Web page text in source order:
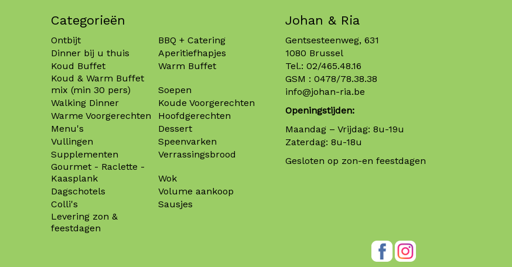
Categorieën
Ontbijt
BBQ + Catering
Dinner bij u thuis
Aperitiefhapjes
Koud Buffet
Warm Buffet
Koud & Warm Buffet
mix (min 30 pers)
Soepen
Walking Dinner
Koude Voorgerechten
Warme Voorgerechten
Hoofdgerechten
Menu's
Dessert
Vullingen
Speenvarken
Supplementen
Verrassingsbrood
Gourmet - Raclette -
Kaasplank
Wok
Dagschotels
Volume aankoop
Colli's
Sausjes
Levering zon &
feestdagen
Johan & Ria
Gentsesteenweg, 631
1080 Brussel
Tel.: 02/465.48.16
GSM : 0478/78.38.38
info@johan-ria.be
Openingstijden:
Maandag – Vrijdag: 8u-19u
Zaterdag: 8u-18u
Gesloten op zon-en feestdagen